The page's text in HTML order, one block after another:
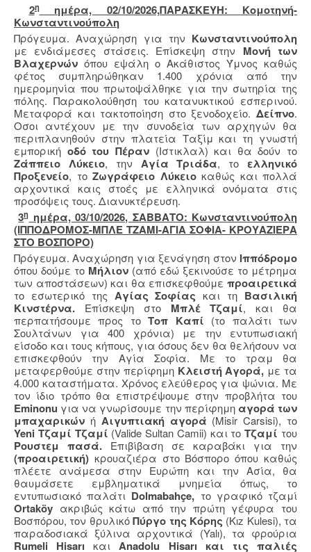
2η
ημέρα, 02/10/2026,ΠΑΡΑΣΚΕΥΗ: Κομοτηνή-
Κωνσταντινούπολη
Πρόγευμα. Αναχώρηση για την Κωνσταντινούπολη
με ενδιάμεσες στάσεις. Επίσκεψη στην Μονή των
Βλαχερνών όπου εψάλη ο Ακάθιστος Ύμνος καθώς
φέτος συμπληρώθηκαν 1.400 χρόνια από την
ημερομηνία που πρωτοψάλθηκε για την σωτηρία της
πόλης. Παρακολούθηση του κατανυκτικού εσπερινού.
Μεταφορά και τακτοποίηση στο ξενοδοχείο. Δείπνο.
Οσοι αντέχουν με την συνοδεία των αρχηγών θα
περιπλανηθούν στην πλατεία Ταξίμ και τη γνωστή
εμπορική οδό του Πέραν(Ιστικλαλ) και θα δούν το
Ζάππειο Λύκειο, την Αγία Τριάδα, το ελληνικό
Προξενείο, το Ζωγράφειο Λύκειοκαθώς και πολλά
αρχοντικά καις στοές με ελληνικά ονόματα στις
προσόψεις τους. Διανυκτέρευση.
3η ημέρα, 03/10/2026, ΣΑΒΒΑΤΟ: Κωνσταντινούπολη
(ΙΠΠΟΔΡΟΜΟΣ-ΜΠΛΕ ΤΖΑΜΙ-ΑΓΙΑ ΣΟΦΙΑ- ΚΡΟΥΑΖΙΕΡΑ
ΣΤΟ ΒΟΣΠΟΡΟ)
Πρόγευμα. Αναχώρηση για ξενάγηση στον Ιππόδρομο
όπου δούμε το Μήλιον (από εδώ ξεκινούσε το μέτρημα
των αποστάσεων) και θα επισκεφθούμε προαιρετικά
το εσωτερικό της Αγίας Σοφίαςκαι τη Βασιλική
Κινστέρνα. Επίσκεψη στο Μπλέ Τζαμί, και θα
περπατήσουμε προς τοΤοπ Καπί (το παλάτι των
Σουλτάνων για 400 χρόνια) με την εντυπωσιακή
είσοδο και τους κήπους, για όσους δεν θα θελήσουν να
επισκεφθούν την Αγία Σοφία. Με το τραμ θα
μεταφερθούμε στην περίφημη Κλειστή Αγορά, με τα
4.000 καταστήματα. Χρόνος ελεύθερος για ψώνια. Με
τον ίδιο τρόπο θα επιστρέψουμε στην προβλήτα του
Eminonu για να γνωρίσουμε την περίφημη αγορά των
μπαχαρικών ήΑιγυπτιακή αγορά (Misir Carsisi), το
Yeni Τζαμί Τζαμί (Valide Sultan Camii) και το Τζαμί του
Ρουστεμ πασά. Επιβίβαση σε καραβάκι για την
(προαιρετική) κρουαζιέρα στο Βόσπορο όπου καθώς
πλέετε ανάμεσα στην Ευρώπη και την Ασία, θα
θαυμάσετε εμβληματικά μνημεία όπως, το
εντυπωσιακό παλάτι Dolmabahçe, το γραφικό τζαμί
Ortaköy ακριβώς κάτω από την πρώτη γέφυρα του
Βοσπόρου, τον θρυλικόΠύργο της Κόρης (Kız Kulesi), τα
παραδοσιακά ξύλινα αρχοντικά (Yalı), τα φρούρια
Rumeli Hisarı και Anadolu Hisarı και τις παλιές